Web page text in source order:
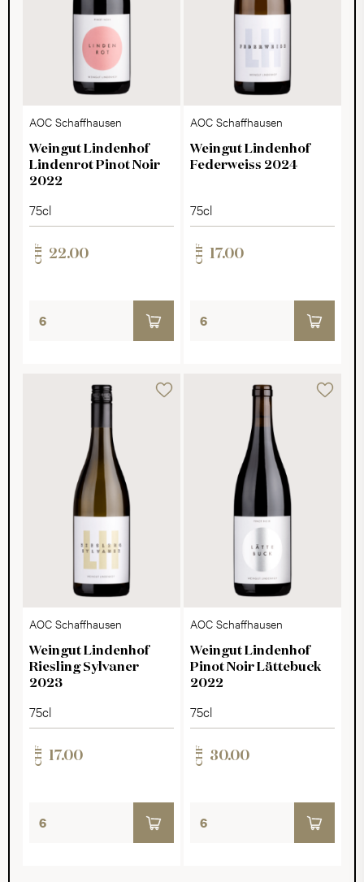
AOC Schaffhausen
Weingut Lindenhof
Lindenrot Pinot Noir
2022
75cl
CHF 22.00
AOC Schaffhausen
Weingut Lindenhof
Federweiss 2024
75cl
CHF 17.00
AOC Schaffhausen
Weingut Lindenhof
Riesling Sylvaner
2023
75cl
CHF 17.00
AOC Schaffhausen
Weingut Lindenhof
Pinot Noir Lättebuck
2022
75cl
CHF 30.00